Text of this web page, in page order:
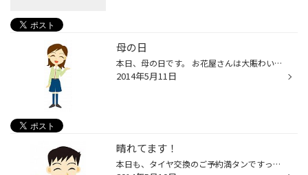
母の日
本日、母の日です。 お花屋さんは大賑わいで最近かわいいお花がたくさん店頭に 並んでいて見てるだけで楽しいですよね(*^_^*) 皆さんは、何をプレゼントしましたか？ 私は、一週間も早く渡しました！！ 今年もすごく悩みましたー 何をあげたかは内緒です（笑）
2014年5月11日
晴れてます！
本日も、タイヤ交換のご予約満タンですっっ ありがとうございます！ ＼(^o^)／ 土日のご予約はお早めにおねがいします！